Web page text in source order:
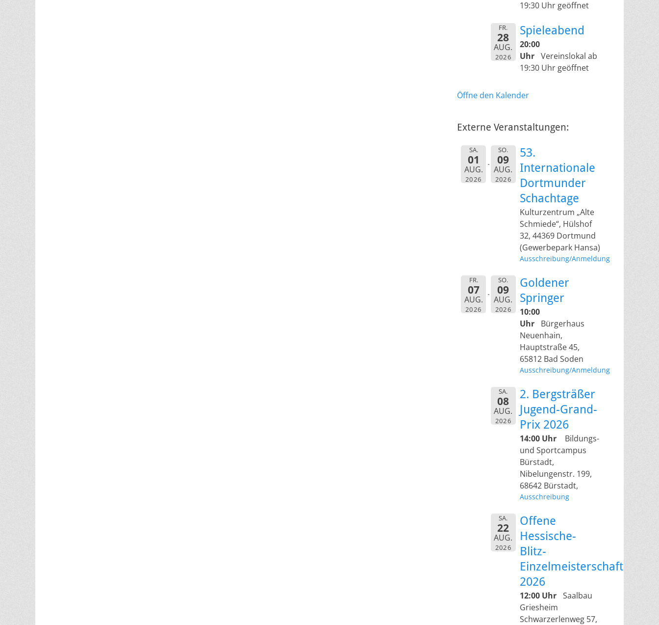
19:30 Uhr geöffnet
FR.
28
AUG.
2026
Spieleabend
20:00
Uhr Vereinslokal ab
19:30 Uhr geöffnet
Öffne den Kalender
Externe Veranstaltungen:
SA.
01
AUG.
2026
SO.
09
AUG.
2026
53.
Internationale
Dortmunder
Schachtage
Kulturzentrum „Alte
Schmiede“, Hülshof
32, 44369 Dortmund
(Gewerbepark Hansa)
Ausschreibung/Anmeldung
FR.
07
AUG.
2026
SO.
09
AUG.
2026
Goldener
Springer
10:00
Uhr
Bürgerhaus
Neuenhain,
Hauptstraße 45,
65812 Bad Soden
Ausschreibung/Anmeldung
SA.
08
AUG.
2026
2. Bergsträßer
Jugend-Grand-
Prix 2026
14:00 Uhr
Bildungs-
und Sportcampus
Bürstadt,
Nibelungenstr. 199,
68642 Bürstadt,
Ausschreibung
SA.
22
AUG.
2026
Offene
Hessische-
Blitz-
Einzelmeisterschaft
2026
12:00 Uhr Saalbau
Griesheim
Schwarzerlenweg 57,